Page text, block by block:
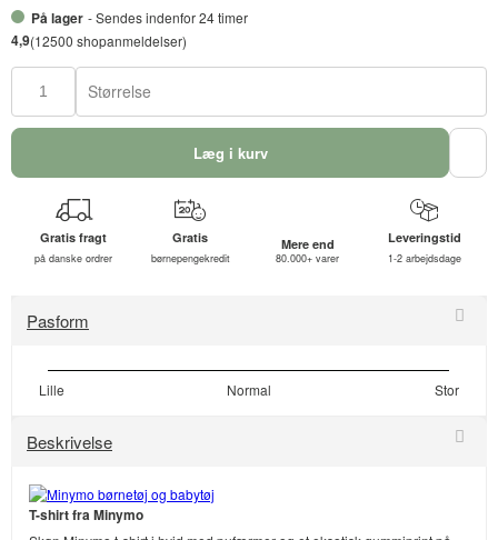
På lager - Sendes indenfor 24 timer
4,9(12500 shopanmeldelser)
Størrelse
Læg i kurv
Gratis fragt
på danske ordrer
Gratis
børnepengekredit
Mere end
80.000+ varer
Leveringstid
1-2 arbejdsdage
Pasform
Lille Normal Stor
Beskrivelse
T-shirt fra Minymo